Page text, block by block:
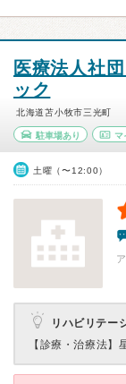
医療法人社
ック
北海道苫小牧市三光町
駐車場あり マ
土曜（〜12:00）
リハビリテー
【診療・治療法】